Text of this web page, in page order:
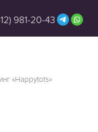
981-20-43
«Happytots»